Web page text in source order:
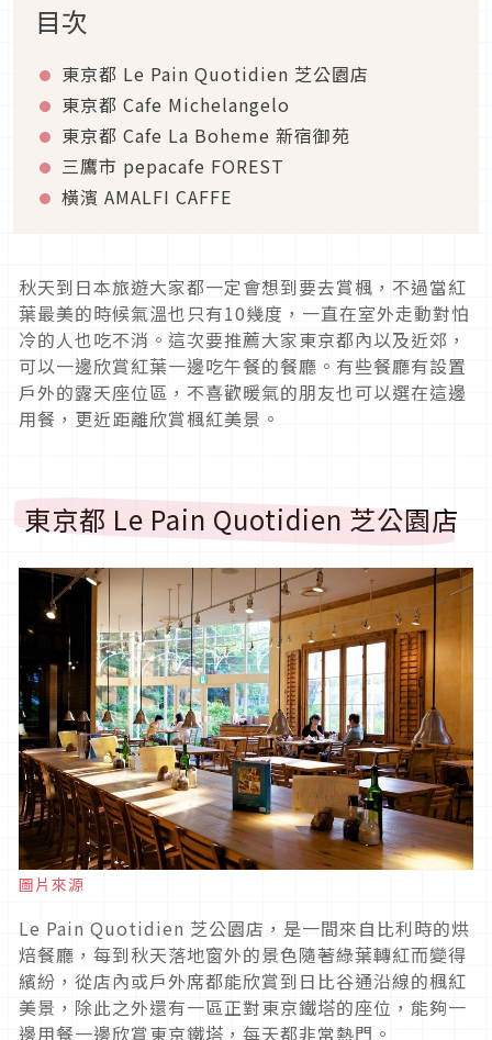
目次
東京都 Le Pain Quotidien 芝公園店
東京都 Cafe Michelangelo
東京都 Cafe La Boheme 新宿御苑
三鷹市 pepacafe FOREST
橫濱 AMALFI CAFFE
秋天到日本旅遊大家都一定會想到要去賞楓，不過當紅
葉最美的時候氣溫也只有10幾度，一直在室外走動對怕
冷的人也吃不消。這次要推薦大家東京都內以及近郊，
可以一邊欣賞紅葉一邊吃午餐的餐廳。有些餐廳有設置
戶外的露天座位區，不喜歡暖氣的朋友也可以選在這邊
用餐，更近距離欣賞楓紅美景。
東京都 Le Pain Quotidien 芝公園店
圖片來源
Le Pain Quotidien 芝公園店，是一間來自比利時的烘
焙餐廳，每到秋天落地窗外的景色隨著綠葉轉紅而變得
繽紛，從店內或戶外席都能欣賞到日比谷通沿線的楓紅
美景，除此之外還有一區正對東京鐵塔的座位，能夠一
邊用餐一邊欣賞東京鐵塔，每天都非常熱門。